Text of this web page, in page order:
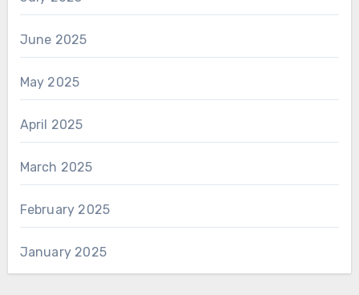
June 2025
May 2025
April 2025
March 2025
February 2025
January 2025